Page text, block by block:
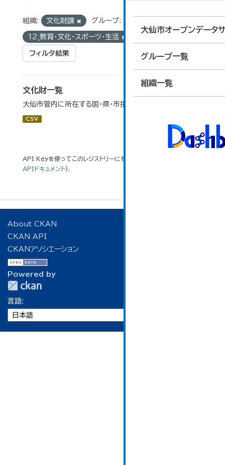
大仙市オープンデータ
グループ一覧
組織一覧
組織: 文化財課 グループ:
12_教育・文化・スポーツ・生活
フィルタ結果
文化財一覧
大仙市管内に所在する国・県・市指定等文化財の一覧です。
CSV
API Keyを使ってこのレジストリーにもアクセス可能です
APIドキュメント).
About CKAN
CKAN API
CKANアソシエーション
Powered by
言語